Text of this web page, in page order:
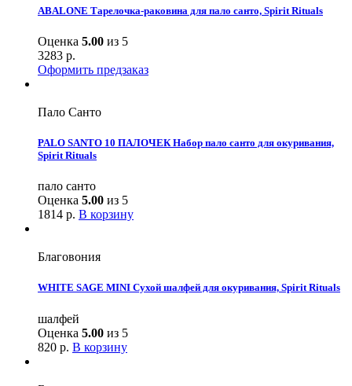
ABALONE Тарелочка-раковина для пало санто, Spirit Rituals
Оценка 5.00 из 5
3283 р.
Оформить предзаказ
Пало Санто
PALO SANTO 10 ПАЛОЧЕК Набор пало санто для окуривания,
Spirit Rituals
пало санто
Оценка 5.00 из 5
1814 р. В корзину
Благовония
WHITE SAGE MINI Сухой шалфей для окуривания, Spirit Rituals
шалфей
Оценка 5.00 из 5
820 р. В корзину